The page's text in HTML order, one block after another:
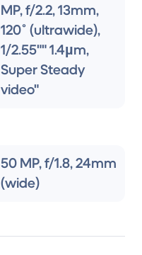
MP, f/2.2, 13mm,
120˚ (ultrawide),
1/2.55"" 1.4µm,
Super Steady
video"
50 MP, f/1.8, 24mm
(wide)